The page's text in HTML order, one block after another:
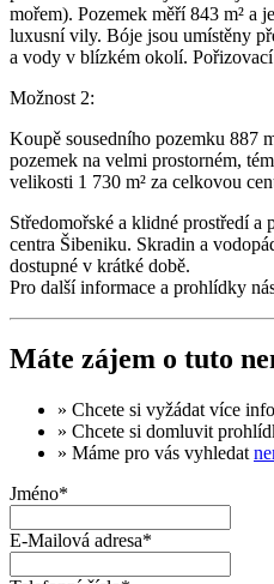
mořem). Pozemek měří 843 m² a
luxusní vily. Bóje jsou umístěny
a vody v blízkém okolí.
Možnost 2:
Koupě sousedního pozemku 887
pozemek na velmi prostorném,
velikosti 1 730 m² za celkovou
Středomořské a klidné prostředí a
centra Šibeniku. Skradin a
dostupné v krátké době.
Pro další informace a prohlídky
Máte zájem o tuto
» Chcete si vyžádat více
» Chcete si domluvit
» Máme pro vás vyhledat
Jméno*
E-Mailová adresa*